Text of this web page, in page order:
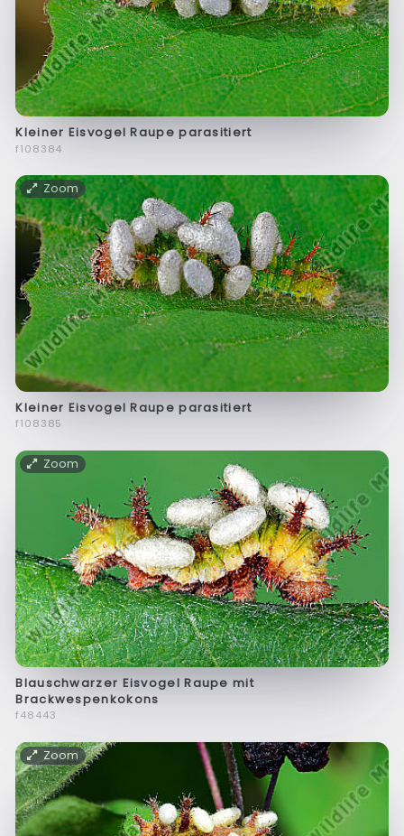
Kleiner Eisvogel Raupe parasitiert
f108384
Zoom
Kleiner Eisvogel Raupe parasitiert
f108385
Zoom
Blauschwarzer Eisvogel Raupe mit
Brackwespenkokons
f48443
Zoom